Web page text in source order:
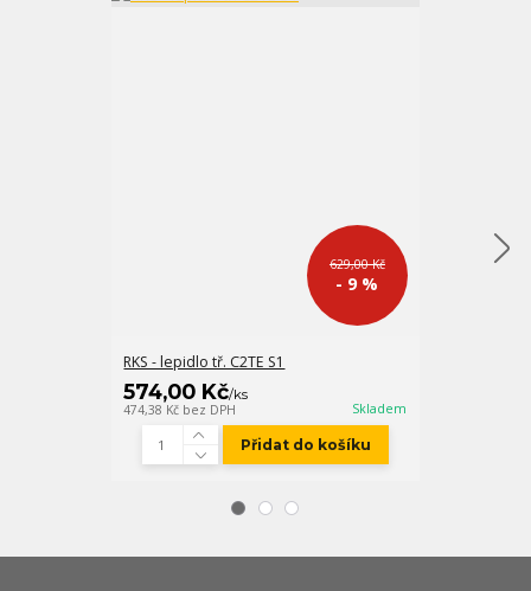
629,00 Kč
- 9 %
RKS - lepidlo tř. C2TE S1
574,00 Kč/ks
474,38 Kč bez DPH Skladem
Přidat do košíku